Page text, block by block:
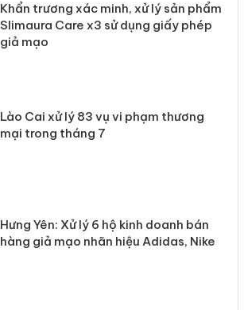
Khẩn trương xác minh, xử lý sản phẩm
Slimaura Care x3 sử dụng giấy phép
giả mạo
Lào Cai xử lý 83 vụ vi phạm thương
mại trong tháng 7
Hưng Yên: Xử lý 6 hộ kinh doanh bán
hàng giả mạo nhãn hiệu Adidas, Nike